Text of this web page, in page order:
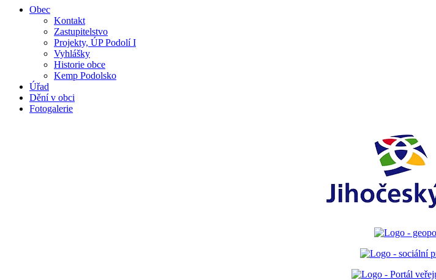
Obec
Kontakt
Zastupitelstvo
Projekty, ÚP Podolí I
Vyhlášky
Historie obce
Kemp Podolsko
Úřad
Dění v obci
Fotogalerie